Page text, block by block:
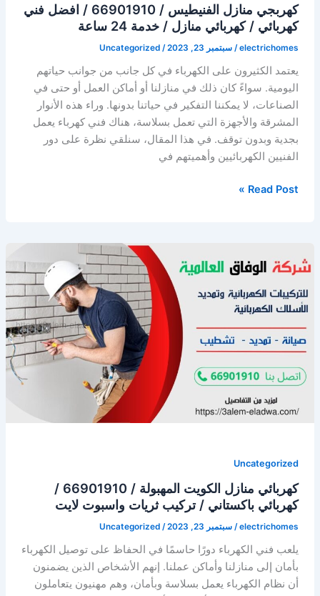
كهربجي منازل الفنيطيس / 66901910 / افضل فني
كهربائي / كهربائي منازل / خدمة 24 ساعة
electrichomes
/ سبتمبر 23, 2023 /
Uncategorized
يعتمد الكثيرون على الكهرباء في كل جانب من جوانب حياتهم
اليومية. سواءً كان ذلك في منازلنا أو أماكن العمل أو حتى في
الصناعات، لا يمكننا التفكير في حياتنا بدونها. وراء هذه الأنوار
المشرقة والأجهزة التي تعمل بسلاسة، هناك فني كهرباء يعمل
بجدية وبدون توقف. في هذا المقال، سنلقي نظرة على دور
الفنيين الكهربائيين وأهميتهم في
كهربجي
66901910
/
افضل
فني
كهربائي
/
منازل
خدمة
Read Post »
Uncategorized
كهربائي منازل الكويت المهبولة / 66901910 /
كهربائي باكستاني / تركيب ثريات واسبوت لايت
electrichomes
/ سبتمبر 23, 2023 /
Uncategorized
يلعب فني الكهرباء دورًا حاسمًا في الحفاظ على توصيل الكهرباء
بأمان إلى منازلنا وأماكن عملنا. إنهم الأشخاص الذين يضمنون
أن نظام الكهرباء يعمل بسلاسة وبأمان، وهم مهنيون يتعاملون